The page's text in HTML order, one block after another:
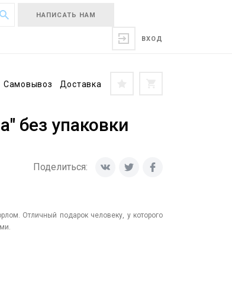
НАПИСАТЬ НАМ
ВХОД
Самовывоз Доставка
без упаковки
Поделиться:
Отличный подарок человеку, у которого